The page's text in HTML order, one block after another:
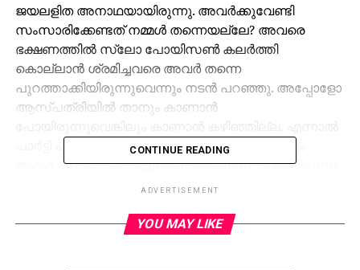
ജയലളിത അനാഥയായിരുന്നു. അവര്‍ക്കുവേണ്ടി
സംസാരിക്കേണ്ടത് നമ്മള്‍ തന്നെയല്ലേ? അവരെ
ഭക്ഷണത്തില്‍ സ്ലോ പോയിസണ്‍ കലര്‍ത്തി
കൊല്ലാന്‍ ശ്രമിച്ചവരെ അവര്‍ തന്നെ
പുറത്താക്കിയിരുന്നുവെന്നും നടന്‍ പറഞ്ഞു. അപ്പോളോ
ആസ്പത്രിയില്‍ താനും കാണാന്‍
പാര്‍ട്ടി പ്രവര്‍ത്തകരും ആസ്പത്രി അധികൃതരും
അവര്‍ സുഖം പ്രാപിച്ചുവരികയാണെന്ന് പറഞ്ഞിരുന്നു.
രാഹുല്‍ഗാന്ധി ഉള്‍പ്പെടെയുള്ള പ്രമുഖ
കഴിഞ്ഞിരുന്നില്ല. എന്തായിരുന്നു അവരുടെ
CONTINUE READING
ADVERTISEMENT
YOU MAY LIKE